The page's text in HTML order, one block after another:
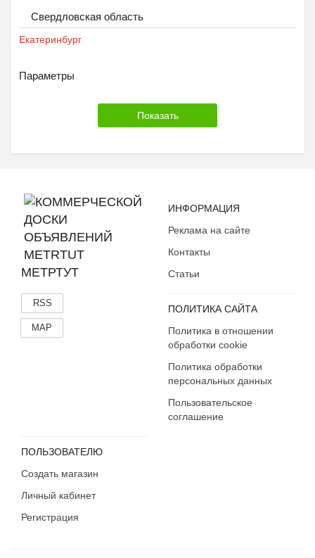
Свердловская область
Екатеринбург
Параметры
МЕТРТУТ
RSS
MAP
ИНФОРМАЦИЯ
Реклама на сайте
Контакты
Статьи
ПОЛИТИКА САЙТА
Политика в отношении
обработки cookie
Политика обработки
персональных данных
Пользовательское
соглашение
ПОЛЬЗОВАТЕЛЮ
Создать магазин
Личный кабинет
Регистрация